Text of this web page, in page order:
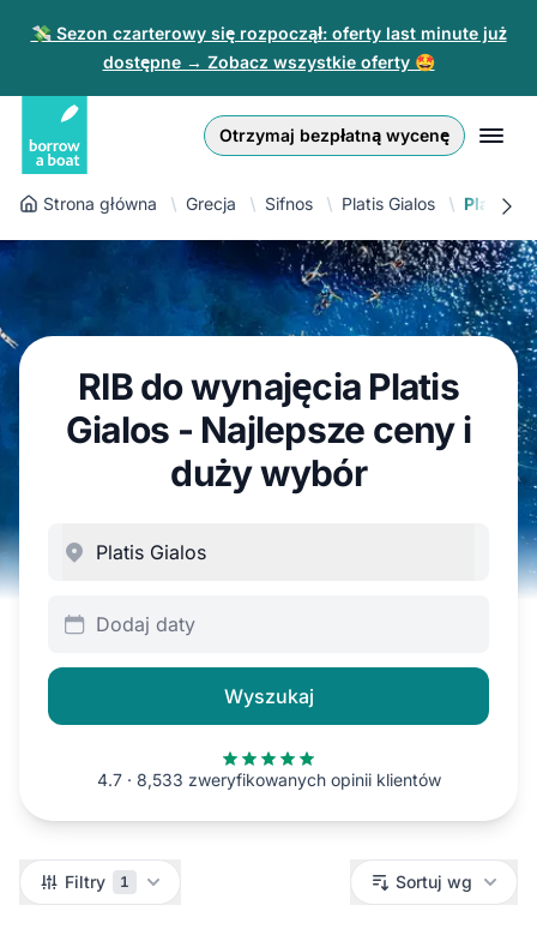
💸 Sezon czarterowy się rozpoczął: oferty last minute już
dostępne → Zobacz wszystkie oferty 🤩
Otrzymaj bezpłatną wycenę
Zaloguj się
Zarejestruj się
PL PLN
Euro
Złoty
English (UK)
Nederlands
Español
Français
Strona główna Grecja Sifnos Platis Gialos Platis
RIB do wynajęcia Platis
Gialos - Najlepsze ceny i
duży wybór
Dodaj daty
Wyszukaj
4.7 · 8,533 zweryfikowanych opinii klientów
Filtry Filtry 1 Sortuj wg